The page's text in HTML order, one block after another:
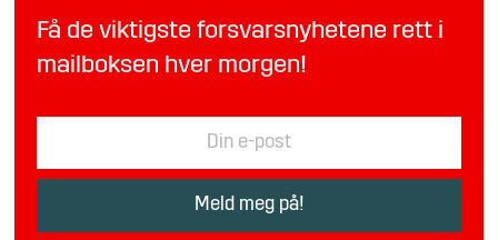
Få de viktigste forsvarsnyhetene rett i
mailboksen hver morgen!